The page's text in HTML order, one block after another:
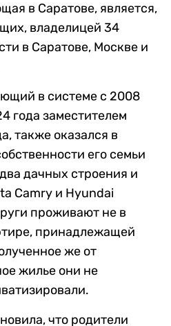
в Саратове, является,
владелицей 34
в Саратове, Москве и
в системе с 2008
года заместителем
также оказался в
его семьи
дачных строения и
Camry и Hyundai
проживают не в
принадлежащей
же от
жилье они не
что родители